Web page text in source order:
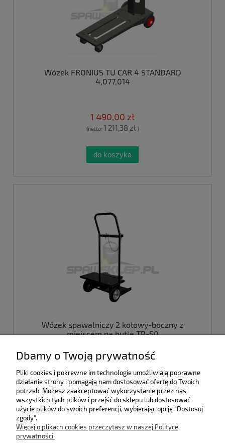
Wózek FRONIUS TU CAR 4 STANDARD
4,077,014
1 490,00 zł
(netto: 1 211,38 zł )
do koszyka
Wózek spawalniczy 2 kołowy-boczny z
miejscem na butlę TR-50
520,00 zł
(netto:422,76 zł)
do koszyka
Dbamy o Twoją prywatność
Pliki cookies i pokrewne im technologie umożliwiają poprawne
działanie strony i pomagają nam dostosować ofertę do Twoich
potrzeb. Możesz zaakceptować wykorzystanie przez nas
wszystkich tych plików i przejść do sklepu lub dostosować
użycie plików do swoich preferencji, wybierając opcję "Dostosuj
zgody".
Więcej o plikach cookies przeczytasz w naszej Polityce
prywatności.